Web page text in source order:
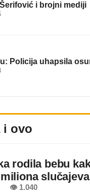
i brojni mediji
Policija uhapsila
i ovo
rodila bebu
👁 1.040